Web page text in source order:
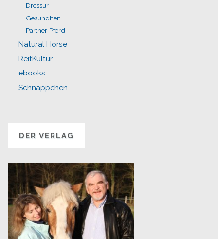
Dressur
Gesundheit
Partner Pferd
Natural Horse
ReitKultur
ebooks
Schnäppchen
DER VERLAG